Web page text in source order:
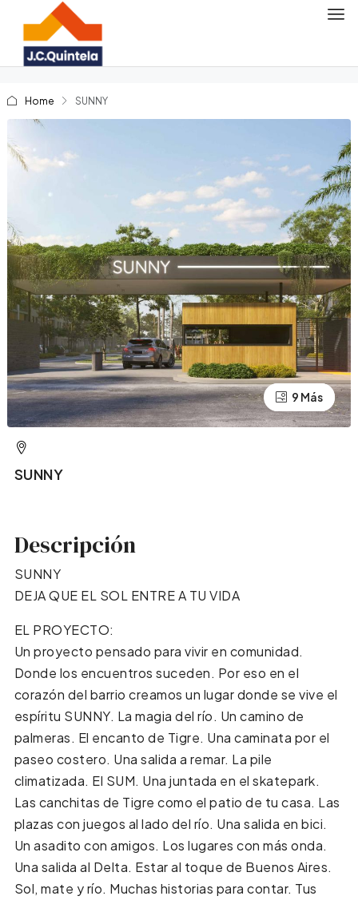
Home SUNNY
5 Más
9 Más
SUNNY
Descripción
SUNNY
DEJA QUE EL SOL ENTRE A TU VIDA
EL PROYECTO:
Un proyecto pensado para vivir en comunidad.
Donde los encuentros suceden. Por eso en el
corazón del barrio creamos un lugar donde se vive el
espíritu SUNNY. La magia del río. Un camino de
palmeras. El encanto de Tigre. Una caminata por el
paseo costero. Una salida a remar. La pile
climatizada. El SUM. Una juntada en el skatepark.
Las canchitas de Tigre como el patio de tu casa. Las
plazas con juegos al lado del río. Una salida en bici.
Un asadito con amigos. Los lugares con más onda.
Una salida al Delta. Estar al toque de Buenos Aires.
Sol, mate y río. Muchas historias para contar. Tus